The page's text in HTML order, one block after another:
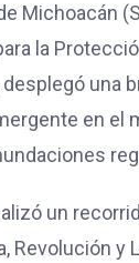
Michoacán
la
una
en el
un
Revolución y